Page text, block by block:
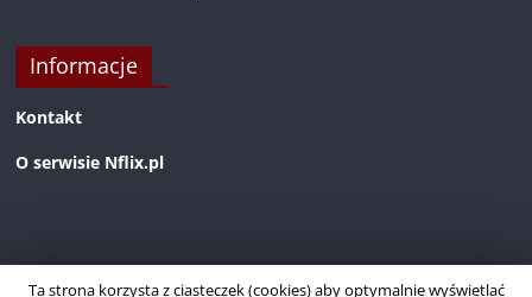
Informacje
Kontakt
O serwisie Nflix.pl
Ta strona korzysta z ciasteczek (cookies) aby optymalnie wyświetlać